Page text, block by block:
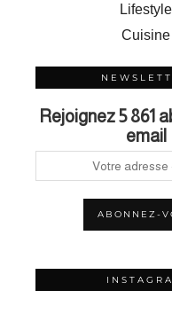
Lifestyle
Cuisine
Rejoignez 5 861
email